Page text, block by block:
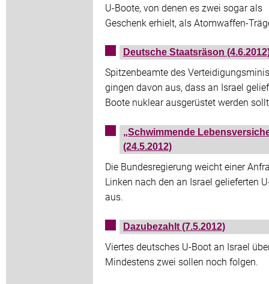
U-Boote, von denen es zwei sogar als
Geschenk erhielt, als Atomwaffen-
Deutsche Staatsräson
Spitzenbeamte des
gingen davon aus, dass an Israel
Boote nuklear ausgerüstet werden
„Schwimmende
(24.5.2012)
Die Bundesregierung weicht einer
Linken nach den an Israel gelieferten
aus.
Dazubezahlt (7.5.2012)
Viertes deutsches U-Boot an Israel
Mindestens zwei sollen noch folgen.